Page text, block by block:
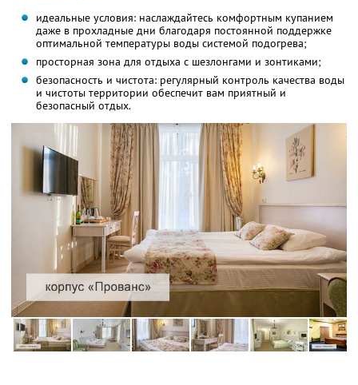
идеальные условия: наслаждайтесь комфортным купанием
даже в прохладные дни благодаря постоянной поддержке
оптимальной температуры воды системой подогрева;
просторная зона для отдыха с шезлонгами и зонтиками;
безопасность и чистота: регулярный контроль качества воды
и чистоты территории обеспечит вам приятный и
безопасный отдых.